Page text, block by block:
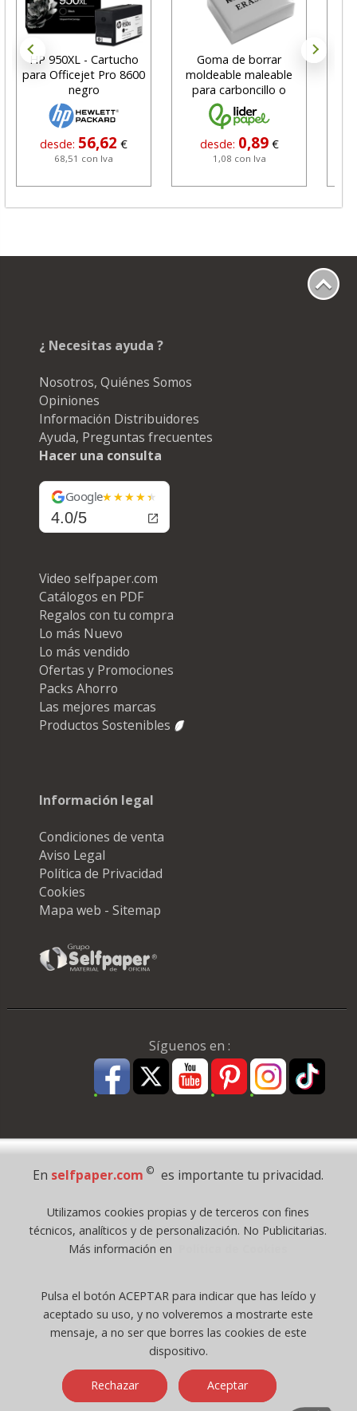
HP 950XL - Cartucho
para Officejet Pro 8600
negro
desde: 56,62 €
68,51 con Iva
Goma de borrar
moldeable maleable
para carboncillo o
grafito
desde: 0,89 €
1,08 con Iva
¿ Necesitas ayuda ?
Nosotros, Quiénes Somos
Opiniones
Información Distribuidores
Ayuda, Preguntas frecuentes
Hacer una consulta
Google
4.0/5
Video selfpaper.com
Catálogos en PDF
Regalos con tu compra
Lo más Nuevo
Lo más vendido
Ofertas y Promociones
Packs Ahorro
Las mejores marcas
Productos Sostenibles
Información legal
Condiciones de venta
Aviso Legal
Política de Privacidad
Cookies
Mapa web - Sitemap
Síguenos en :
Pago Seguro
Todos los derechos reservados
©selfpaper.com, y las webs de ©gruposelfpaper.org están gestionadas, y
Registro Mercantil de Valencia ( España ) CEE:
Tomo 7263, Libro 4565, Folio 1, Sección 8, Hoja V-85203.
Móvil / Tablet - Bot mozilla/5.0 (linux; android 14; pixel 8)
applewebkit/537.36 (khtml, like gecko) chrome/131.0.0.0 mobile
En selfpaper.com © es importante tu privacidad.
Utilizamos cookies propias y de terceros con fines
técnicos, analíticos y de personalización. No Publicitarias.
Más información en
Pulsa el botón ACEPTAR para indicar que has leído y
aceptado su uso, y no volveremos a mostrarte este
mensaje, a no ser que borres las cookies de este
dispositivo.
Rechazar Aceptar